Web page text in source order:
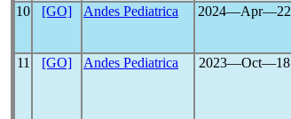
10
[GO] Andes Pediatrica 2024―Apr―22
11
[GO] Andes Pediatrica 2023―Oct―18